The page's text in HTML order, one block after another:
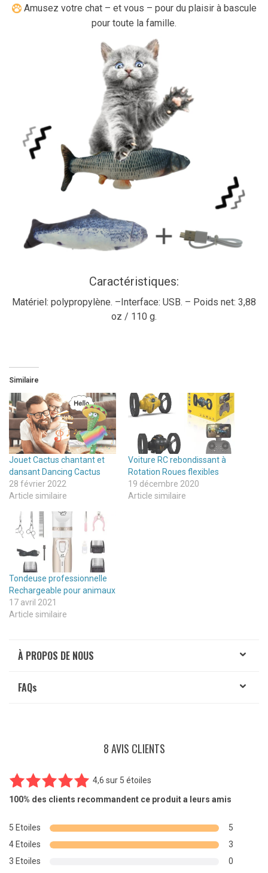
Amusez votre chat – et vous – pour du plaisir à bascule
pour toute la famille.
Caractéristiques:
Matériel: polypropylène. –Interface: USB. – Poids net: 3,88
oz / 110 g.
Similaire
Jouet Cactus chantant et
dansant Dancing Cactus
28 février 2022
Article similaire
Voiture RC rebondissant à
Rotation Roues flexibles
19 décembre 2020
Article similaire
Tondeuse professionnelle
Rechargeable pour animaux
17 avril 2021
Article similaire
À PROPOS DE NOUS
FAQs
8 AVIS CLIENTS
Noté4.63
basé sur
8
notations
client
4,6 sur 5 étoiles
100% des clients recommandent ce produit a leurs amis
5 Etoiles
5
4 Etoiles
3
3 Etoiles
0